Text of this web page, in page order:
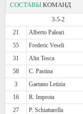
СОСТАВЫ КОМАНД
3-5-2
21
Alberto Paleari
55
Frederic Veseli
31
Alin Tosca
58
C. Pastina
3
Gaetano Letizia
16
R. Improta
27
P. Schiattarella